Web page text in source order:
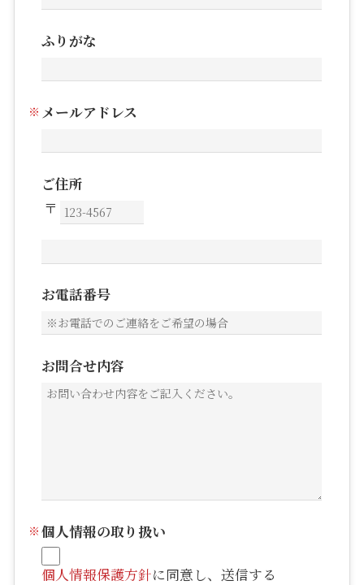
ふりがな
メールアドレス
ご住所
お電話番号
お問合せ内容
個人情報の取り扱い
個人情報保護方針に同意し、送信する